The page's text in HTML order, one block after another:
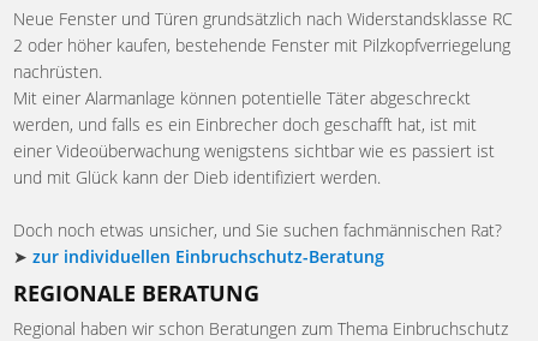
Neue Fenster und Türen grundsätzlich nach Widerstandsklasse RC
2 oder höher kaufen, bestehende Fenster mit Pilzkopfverriegelung
nachrüsten.
Mit einer Alarmanlage können potentielle Täter abgeschreckt
werden, und falls es ein Einbrecher doch geschafft hat, ist mit
einer Videoüberwachung wenigstens sichtbar wie es passiert ist
und mit Glück kann der Dieb identifiziert werden.
Doch noch etwas unsicher, und Sie suchen fachmännischen Rat?
➤zur individuellen Einbruchschutz-Beratung
REGIONALE BERATUNG
Regional haben wir schon Beratungen zum Thema Einbruchschutz